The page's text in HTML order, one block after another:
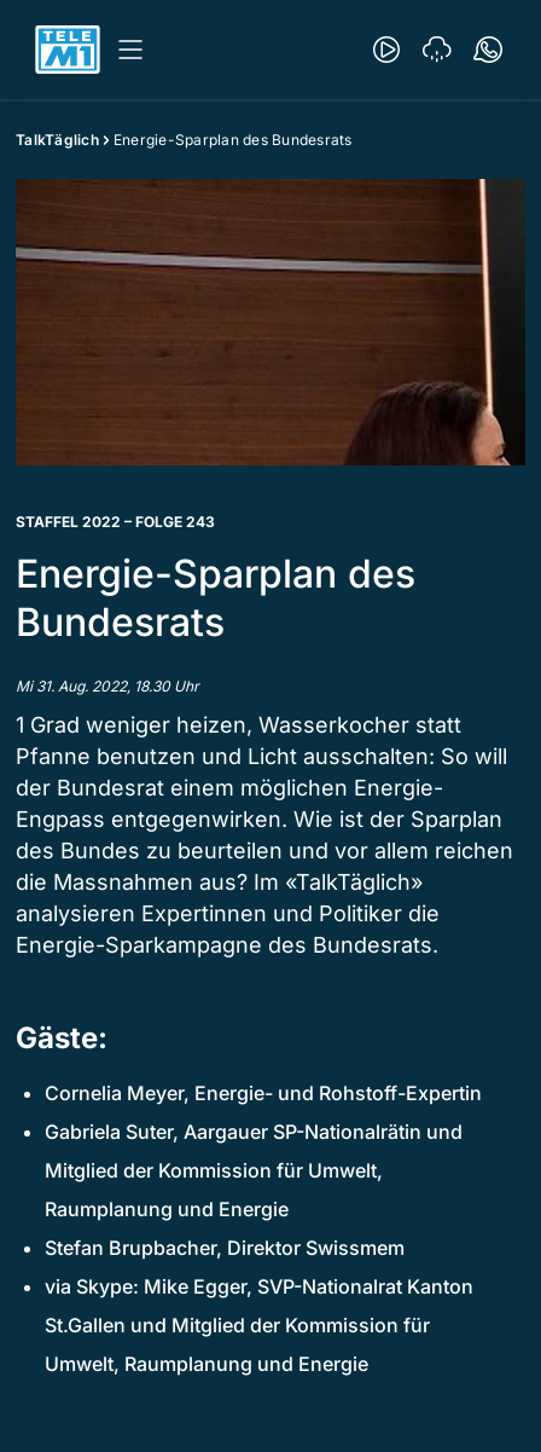
TalkTäglich Energie-Sparplan des Bundesrats
STAFFEL 2022 – FOLGE 243
Energie-Sparplan des
Bundesrats
Mi 31. Aug. 2022, 18.30 Uhr
1 Grad weniger heizen, Wasserkocher statt
Pfanne benutzen und Licht ausschalten: So will
der Bundesrat einem möglichen Energie-
Engpass entgegenwirken. Wie ist der Sparplan
des Bundes zu beurteilen und vor allem reichen
die Massnahmen aus? Im «TalkTäglich»
analysieren Expertinnen und Politiker die
Energie-Sparkampagne des Bundesrats.
Gäste:
Cornelia Meyer, Energie- und Rohstoff-Expertin
Gabriela Suter, Aargauer SP-Nationalrätin und
Mitglied der Kommission für Umwelt,
Raumplanung und Energie
Stefan Brupbacher, Direktor Swissmem
via Skype: Mike Egger, SVP-Nationalrat Kanton
St.Gallen und Mitglied der Kommission für
Umwelt, Raumplanung und Energie